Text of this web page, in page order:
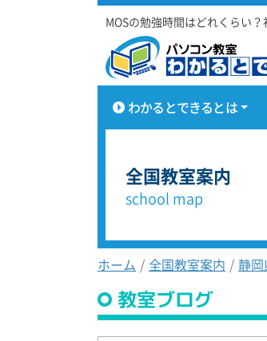
MOSの勉強時間はどれくらい
わかるとできるとは
全国教室案内
school map
ホーム 全国教室案内 静岡
教室ブログ